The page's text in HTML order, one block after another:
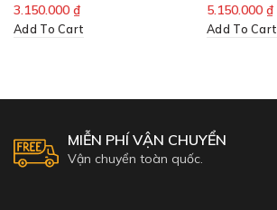
3.150.000 ₫
Add To Cart
5.150.000 ₫
Add To Cart
MIỄN PHÍ VẬN CHUYỂN
Vận chuyển toàn quốc.